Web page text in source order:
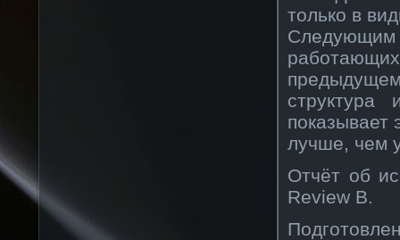
только в
Следующим
структура
показывает
лучше, чем
Отчёт об
Review B.